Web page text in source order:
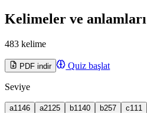
Kelimeler ve anlamları
483 kelime
PDF indir Quiz başlat
Seviye
a1 146 a2125 b1 140 b257 c1 11